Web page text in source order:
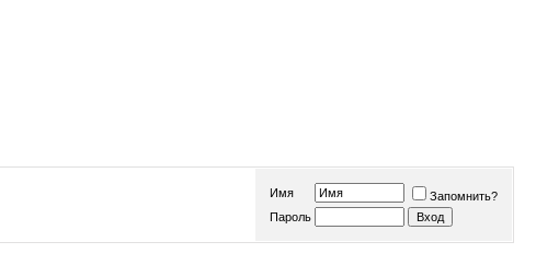
Имя
Запомнить?
Пароль